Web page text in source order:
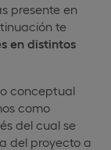
presente en
te
en distintos
conceptual
como
del cual se
del proyecto a